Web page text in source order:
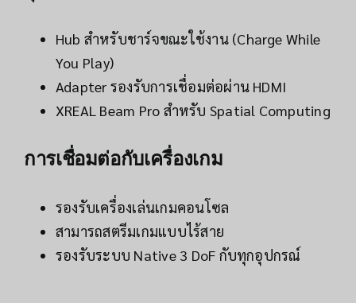
Hub สำหรับชาร์จขณะใช้งาน (Charge While
You Play)
Adapter รองรับการเชื่อมต่อผ่าน HDMI
XREAL Beam Pro สำหรับ Spatial Computing
การเชื่อมต่อกับเครื่องเกม
รองรับเครื่องเล่นเกมคอนโซล
สามารถสตรีมเกมแบบไร้สาย
รองรับระบบ Native 3 DoF กับทุกอุปกรณ์